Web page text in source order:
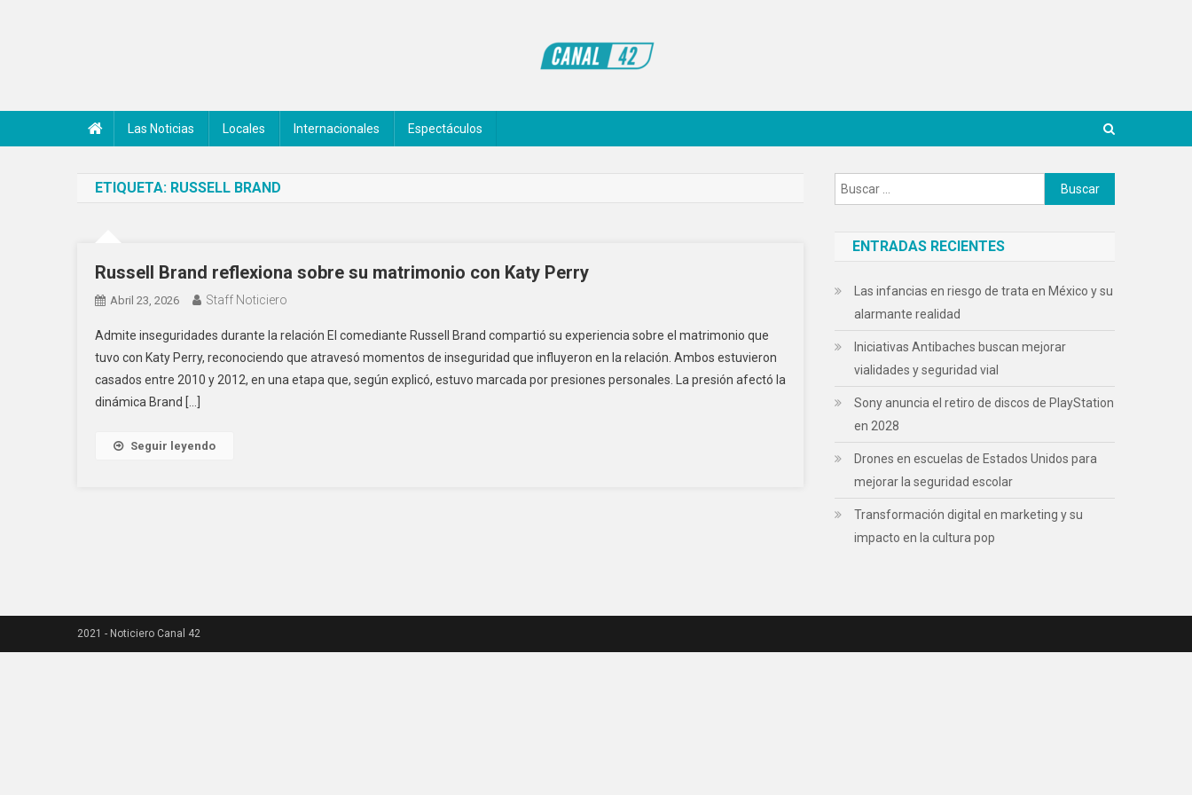
Las Noticias Locales Internacionales Espectáculos
ETIQUETA: RUSSELL BRAND
Russell Brand reflexiona sobre su matrimonio con Katy Perry
Abril 23, 2026 Staff Noticiero
Admite inseguridades durante la relación El comediante Russell Brand compartió su experiencia sobre el matrimonio que
tuvo con Katy Perry, reconociendo que atravesó momentos de inseguridad que influyeron en la relación. Ambos estuvieron
casados entre 2010 y 2012, en una etapa que, según explicó, estuvo marcada por presiones personales. La presión afectó la
dinámica Brand […]
Seguir leyendo
Buscar:
ENTRADAS RECIENTES
Las infancias en riesgo de trata en México y su
alarmante realidad
Iniciativas Antibaches buscan mejorar
vialidades y seguridad vial
Sony anuncia el retiro de discos de PlayStation
en 2028
Drones en escuelas de Estados Unidos para
mejorar la seguridad escolar
Transformación digital en marketing y su
impacto en la cultura pop
2021 - Noticiero Canal 42